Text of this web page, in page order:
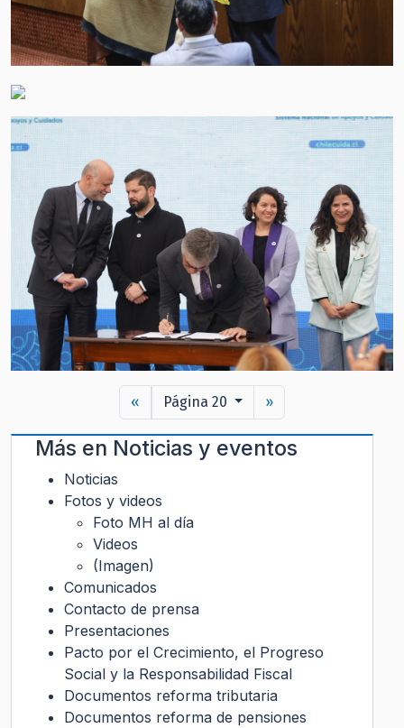
« Página 20 »
Más en Noticias y eventos
Noticias
Fotos y videos
Foto MH al día
Videos
(Imagen)
Comunicados
Contacto de prensa
Presentaciones
Pacto por el Crecimiento, el Progreso
Social y la Responsabilidad Fiscal
Documentos reforma tributaria
Documentos reforma de pensiones